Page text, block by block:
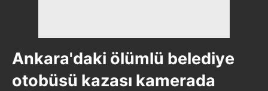
Ankara'daki ölümlü belediye
otobüsü kazası kamerada